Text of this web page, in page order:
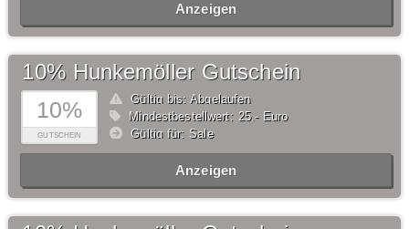
Anzeigen
10%
GUTSCHEIN
10% Hunkemöller Gutschein
Gültig bis: Abgelaufen
Mindestbestellwert: 25,- Euro
Gültig für: Sale
Anzeigen